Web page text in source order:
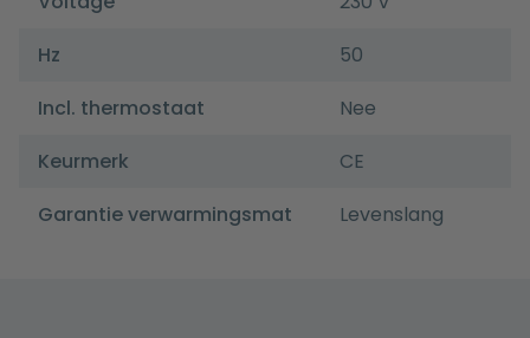
Hz
50
Incl. thermostaat
Nee
Keurmerk
CE
Garantie verwarmingsmat
Levenslang